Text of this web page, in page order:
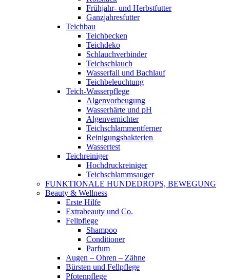
Frühjahr- und Herbstfutter
Ganzjahresfutter
Teichbau
Teichbecken
Teichdeko
Schlauchverbinder
Teichschlauch
Wasserfall und Bachlauf
Teichbeleuchtung
Teich-Wasserpflege
Algenvorbeugung
Wasserhärte und pH
Algenvernichter
Teichschlammentferner
Reinigungsbakterien
Wassertest
Teichreiniger
Hochdruckreiniger
Teichschlammsauger
FUNKTIONALE HUNDEDROPS, BEWEGUNG
Beauty & Wellness
Erste Hilfe
Extrabeauty und Co.
Fellpflege
Shampoo
Conditioner
Parfum
Augen – Ohren – Zähne
Bürsten und Fellpflege
Pfotenpflege